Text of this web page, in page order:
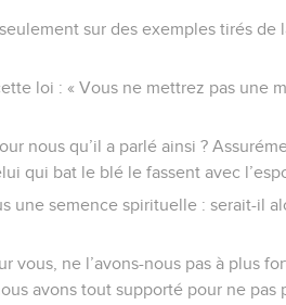
sur des exemples tirés
loi : « Vous ne mettrez pas une
nous qu’il a parlé ainsi ?
qui bat le blé le fassent avec
une semence spirituelle : serait-il
vous, ne l’avons-nous pas à plus
avons tout supporté pour ne pas